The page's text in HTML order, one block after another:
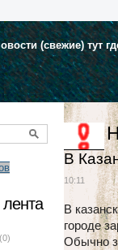
(свежие) тут
(0)
В
10:11
В
городе
Обычно